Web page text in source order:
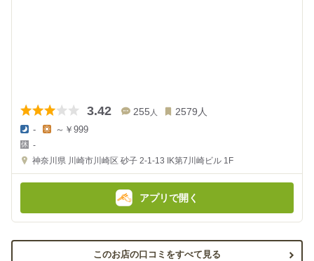
3.42 255 人 2579人
夜
の
金
-
金
額
～￥999
-
神奈川県 川崎市川崎区 砂子 2-1-13 IK第7川崎ビル 1F
アプリで開く
このお店の口コミをすべて見る